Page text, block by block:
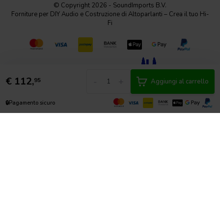
€ 112,95 Aggiungi al carrello
🔒Pagamento sicuro
© Copyright 2026 - SoundImports B.V.
Forniture per DIY Audio e Costruzione di Altoparlanti – Crea il tuo Hi-
Fi